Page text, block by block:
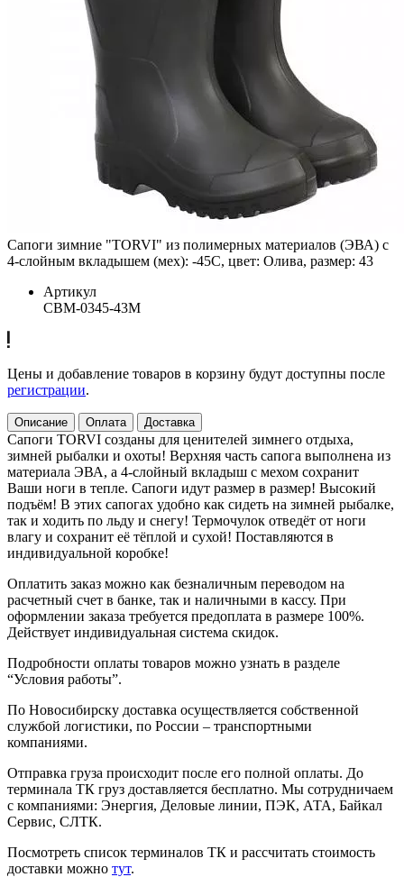
Сапоги зимние "TORVI" из полимерных материалов (ЭВА) с
4-слойным вкладышем (мех): -45С, цвет: Олива, размер: 43
Артикул
СВМ-0345-43М
Цены и добавление товаров в корзину будут доступны после
регистрации.
Описание Оплата Доставка
Сапоги TORVI созданы для ценителей зимнего отдыха,
зимней рыбалки и охоты! Верхняя часть сапога выполнена из
материала ЭВА, а 4-слойный вкладыш с мехом сохранит
Ваши ноги в тепле. Сапоги идут размер в размер! Высокий
подъём! В этих сапогах удобно как сидеть на зимней рыбалке,
так и ходить по льду и снегу! Термочулок отведёт от ноги
влагу и сохранит её тёплой и сухой! Поставляются в
индивидуальной коробке!
Оплатить заказ можно как безналичным переводом на
расчетный счет в банке, так и наличными в кассу. При
оформлении заказа требуется предоплата в размере 100%.
Действует индивидуальная система скидок.
Подробности оплаты товаров можно узнать в разделе
“Условия работы”.
По Новосибирску доставка осуществляется собственной
службой логистики, по России – транспортными
компаниями.
Отправка груза происходит после его полной оплаты. До
терминала ТК груз доставляется бесплатно. Мы сотрудничаем
с компаниями: Энергия, Деловые линии, ПЭК, АТА, Байкал
Сервис, СЛТК.
Посмотреть список терминалов ТК и рассчитать стоимость
доставки можно тут.